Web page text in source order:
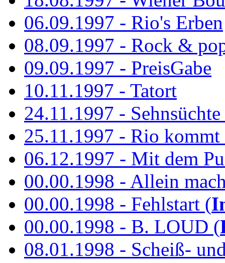
06.09.1997 - Rio's Erben
08.09.1997 - Rock &
09.09.1997 - PreisGabe
10.11.1997 - Tatort
24.11.1997 -
25.11.1997 - Rio kommt
06.12.1997 - Mit dem
00.00.1998 - Allein
00.00.1998 - Fehlstart (
00.00.1998 - B. LOUD (
08.01.1998 - Scheiß-